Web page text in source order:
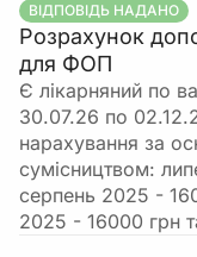
ВІДПОВІДЬ НАДАНО
Розрахунок
для ФОП
Є лікарняний по
30.07.26 по
нарахування за
сумісництвом:
серпень 2025 -
2025 - 16000 грн